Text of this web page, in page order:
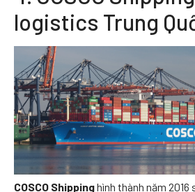
logistics Trung
COSCO Shippinghình thành năm 2016